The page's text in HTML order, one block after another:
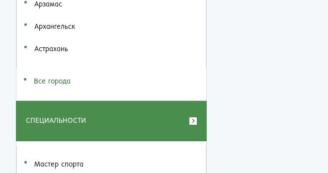
Арзамас
Архангельск
Астрахань
Все города
СПЕЦИАЛЬНОСТИ
Мастер спорта